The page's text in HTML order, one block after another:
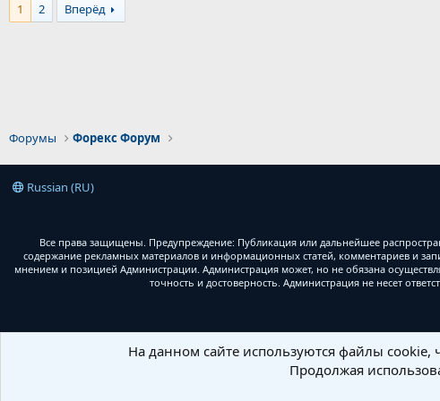
1 2 Вперёд
Форумы Форекс Форум
Russian (RU)
Все права защищены. Предупреждение: Публикация или дальнейшее
содержание рекламных материалов и информационных статей, комментариев и
мнением и позицией Администрации. Администрация может, но не обязана
точность и достоверность. Администрация не несет
На данном сайте используются файлы cookie,
Продолжая